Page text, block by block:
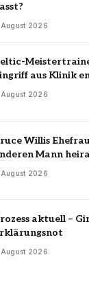
2026
aus Klinik
2026
Willis
Mann
2026
aktuell –
2026